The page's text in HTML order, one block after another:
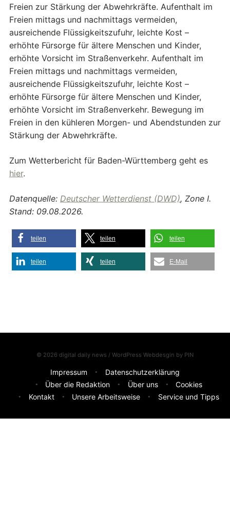
Freien zur Stärkung der Abwehrkräfte. Aufenthalt im
Freien mittags und nachmittags vermeiden,
ausreichende Flüssigkeitszufuhr, leichte Kost –
erhöhte Fürsorge für ältere Menschen und Kinder,
erhöhte Vorsicht im Straßenverkehr. Aufenthalt im
Freien mittags und nachmittags vermeiden,
ausreichende Flüssigkeitszufuhr, leichte Kost –
erhöhte Fürsorge für ältere Menschen und Kinder,
erhöhte Vorsicht im Straßenverkehr. Bewegung im
Freien in den kühleren Morgen- und Abendstunden zur
Stärkung der Abwehrkräfte.
Zum Wetterbericht für Baden-Württemberg geht es
hier.
Datenquelle: Deutscher Wetterdienst (DWD), Zone I.
Stand: 09.08.2026.
teilen teilen teilen
teilen teilen E-Mail
© 2026 digital daily news / WordPress Webdesgin by PIN
Impressum
Datenschutzerklärung
Über die Redaktion
Über uns
Cookies
Kontakt
Unsere Arbeitsweise Service und Tipps